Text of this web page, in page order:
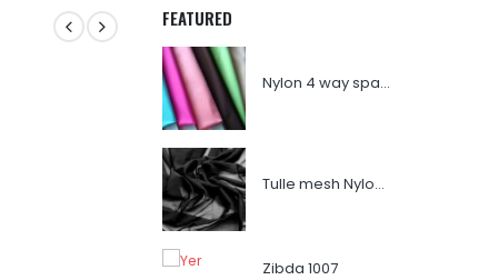
FEATURED
Nylon 4 way spandex
Tulle mesh Nylon 007
Zibda 1007